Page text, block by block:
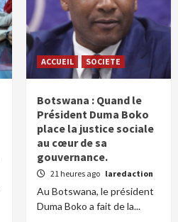
ACCUEIL SOCIETE
Botswana : Quand le
Président Duma Boko
place la justice sociale
au cœur de sa
gouvernance.
21 heures ago laredaction
Au Botswana, le président
Duma Boko a fait de la...